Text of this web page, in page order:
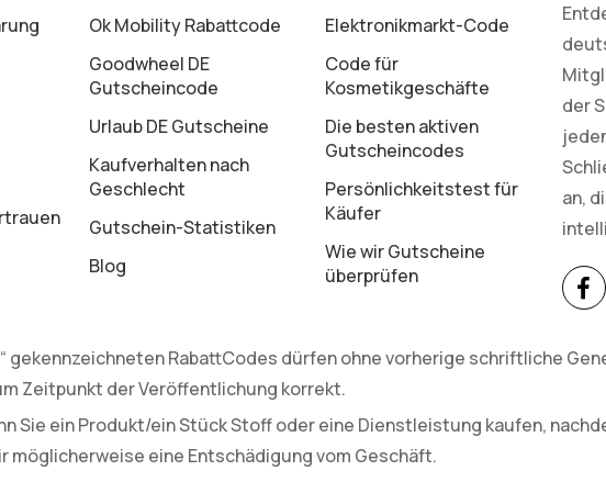
Ok Mobility Rabattcode
Goodwheel DE
Gutscheincode
Urlaub DE Gutscheine
Kaufverhalten nach
Geschlecht
Gutschein-Statistiken
Blog
Elektronikmarkt-Code
Code für
Kosmetikgeschäfte
Die besten aktiven
Gutscheincodes
Persönlichkeitstest für
Käufer
Wie wir Gutscheine
überprüfen
der
an,
gekennzeichneten RabattCodes dürfen ohne vorherige schriftliche
Zeitpunkt der Veröffentlichung korrekt.
Sie ein Produkt/ein Stück Stoff oder eine Dienstleistung kaufen,
möglicherweise eine Entschädigung vom Geschäft.